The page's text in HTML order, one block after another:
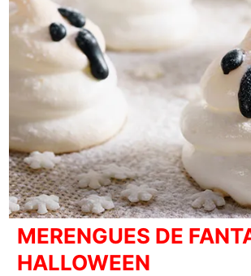
MERENGUES DE
HALLOWEEN